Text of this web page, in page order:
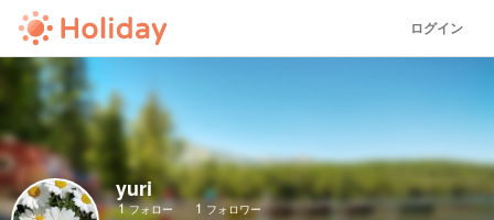
ログイン
yuri
1フォロー 1 フォロワー